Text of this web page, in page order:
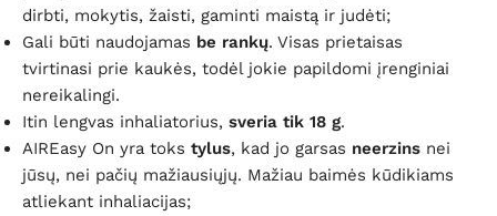
dirbti, mokytis, žaisti, gaminti maistą ir judėti;
Gali būti naudojamas be rankų. Visas prietaisas
tvirtinasi prie kaukės, todėl jokie papildomi įrenginiai
nereikalingi.
Itin lengvas inhaliatorius, sveria tik 18 g.
AIREasy On yra toks tylus, kad jo garsas neerzins nei
jūsų, nei pačių mažiausiųjų. Mažiau baimės kūdikiams
atliekant inhaliacijas;